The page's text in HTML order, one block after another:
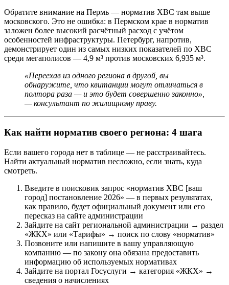
Обратите внимание на Пермь — норматив ХВС там выше
московского. Это не ошибка: в Пермском крае в норматив
заложен более высокий расчётный расход с учётом
особенностей инфраструктуры. Петербург, напротив,
демонстрирует один из самых низких показателей по ХВС
среди мегаполисов — 4,9 м³ против московских 6,935 м³.
«Переехав из одного региона в другой, вы
обнаружите, что квитанции могут отличаться в
полтора раза — и это будет совершенно законно»,
— консультант по жилищному праву.
Как найти норматив своего региона: 4 шага
Если вашего города нет в таблице — не расстраивайтесь.
Найти актуальный норматив несложно, если знать, куда
смотреть.
Введите в поисковик запрос «норматив ХВС [ваш
город] постановление 2026» — в первых результатах,
как правило, будет официальный документ или его
пересказ на сайте администрации
Зайдите на сайт региональной администрации → раздел
«ЖКХ» или «Тарифы» → поиск по слову «норматив»
Позвоните или напишите в вашу управляющую
компанию — по закону она обязана предоставить
информацию об используемых нормативах
Зайдите на портал Госуслуги → категория «ЖКХ» →
сведения о начислениях